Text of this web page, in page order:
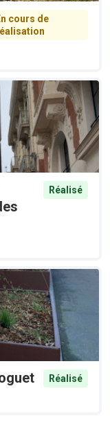
cours de
Réalisé
Réalisé